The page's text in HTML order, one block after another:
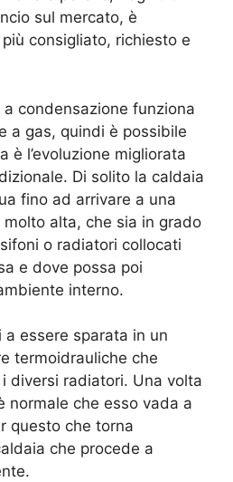
sul mercato, è
consigliato, richiesto e
condensazione funziona
a gas, quindi è possibile
è l’evoluzione migliorata
Di solito la caldaia
fino ad arrivare a una
alta, che sia in grado
o radiatori collocati
e dove possa poi
interno.
a essere sparata in un
termoidrauliche che
diversi radiatori. Una volta
normale che esso vada a
questo che torna
che procede a